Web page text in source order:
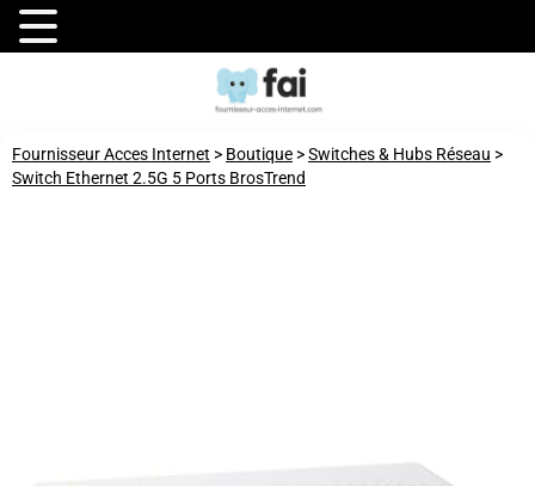
Fournisseur Acces Internet > Boutique >Switches & Hubs Réseau >
Switch Ethernet 2.5G 5 Ports BrosTrend